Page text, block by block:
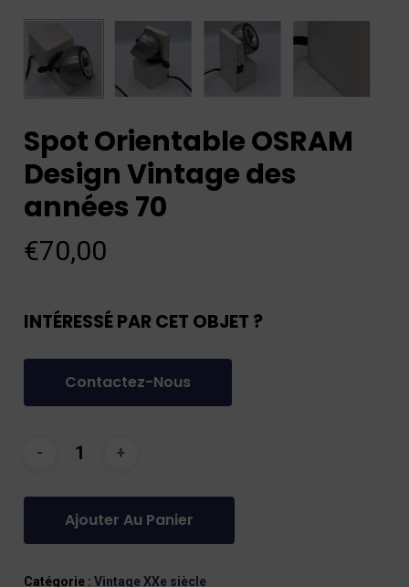
Spot Orientable OSRAM
Design Vintage des
années 70
€70,00
INTÉRESSÉ PAR CET OBJET ?
Contactez-Nous
Ajouter Au Panier
Catégorie : Vintage XXe siècle